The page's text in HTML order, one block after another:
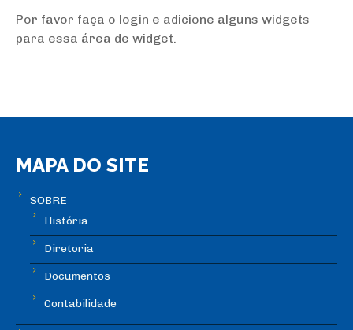
Por favor faça o login e adicione alguns widgets
para essa área de widget.
MAPA DO SITE
SOBRE
História
Diretoria
Documentos
Contabilidade